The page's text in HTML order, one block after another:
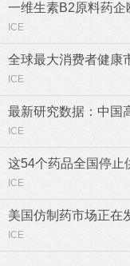
一维生素B2原料药企
ICE
全球最大消费者健康
ICE
最新研究数据：中国
ICE
这54个药品全国停止
ICE
美国仿制药市场正在
ICE